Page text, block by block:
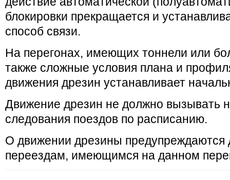
блокировки прекращается и
способ связи.
На перегонах, имеющих тоннели или
также сложные условия плана и
движения дрезин устанавливает
Движение дрезин не должно вызывать
следования поездов по расписанию.
О движении дрезины предупреждаются
переездам, имеющимся на данном